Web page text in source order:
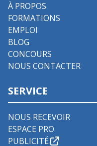
À PROPOS
FORMATIONS
EMPLOI
BLOG
CONCOURS
NOUS CONTACTER
SERVICE
NOUS RECEVOIR
ESPACE PRO
PUBLICITÉ